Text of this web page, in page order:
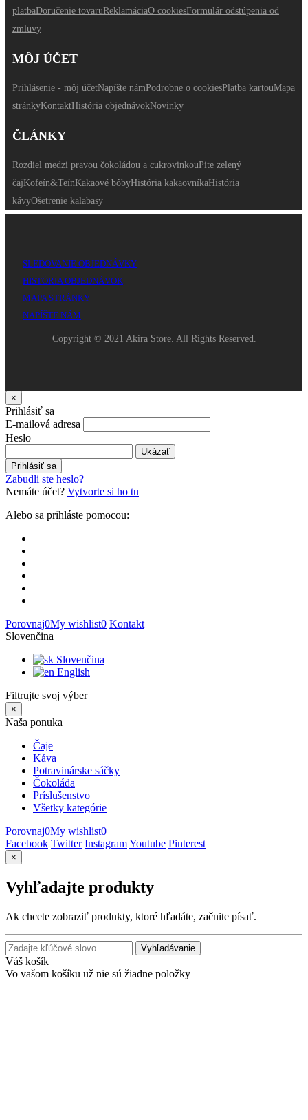
platbaDoručenie tovaruReklamáciaO cookiesFormulár odstúpenia od
zmluvy
MÔJ ÚČET
Prihlásenie - môj účetNapíšte námPodrobne o cookiesPlatba kartouMapa
stránkyKontaktHistória objednávokNovinky
ČLÁNKY
Rozdiel medzi pravou čokoládou a cukrovinkouPite zelený
čajKofeín&TeínKakaové bôbyHistória kakaovníkaHistória
kávyOšetrenie kalabasy
SLEDOVANIE OBJEDNÁVKY
HISTÓRIA OBJEDNÁVOK
MAPA STRÁNKY
NAPÍŠTE NÁM
Copyright © 2021 Akira Store. All Rights Reserved.
×
Prihlásiť sa
E-mailová adresa
Heslo
Ukázať
Prihlásiť sa
Zabudli ste heslo?
Nemáte účet? Vytvorte si ho tu
Alebo sa prihláste pomocou:
Porovnaj0My wishlist0 Kontakt
Slovenčina
Slovenčina
English
Filtrujte svoj výber
×
Naša ponuka
Čaje
Káva
Potravinárske sáčky
Čokoláda
Príslušenstvo
Všetky kategórie
Porovnaj0My wishlist0
Facebook Twitter InstagramYoutube Pinterest
×
Vyhľadajte produkty
Ak chcete zobraziť produkty, ktoré hľadáte, začnite písať.
Vyhľadávanie
Váš košík
Vo vašom košíku už nie sú žiadne položky